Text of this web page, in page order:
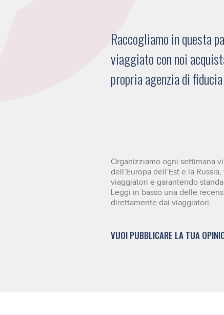
Raccogliamo in questa
viaggiato con noi
propria agenzia di
Organizziamo ogni settimana
dell’Europa dell’Est e la
viaggiatori e garantendo
Leggi in basso una delle
direttamente dai viaggiatori.
VUOI PUBBLICARE LA TUA